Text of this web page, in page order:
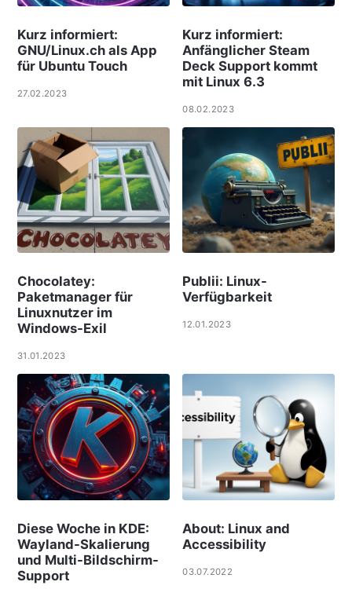
Kurz informiert:
GNU/Linux.ch als App
für Ubuntu Touch
27.02.2023
Kurz informiert:
Anfänglicher Steam
Deck Support kommt
mit Linux 6.3
08.02.2023
Chocolatey:
Paketmanager für
Linuxnutzer im
Windows-Exil
31.01.2023
Publii: Linux-
Verfügbarkeit
12.01.2023
Diese Woche in KDE:
Wayland-Skalierung
und Multi-Bildschirm-
Support
About: Linux and
Accessibility
03.07.2022